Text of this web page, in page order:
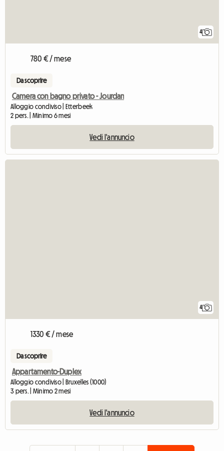
4
780 € / mese
Da scoprire
Camera con bagno privato - Jourdan
Alloggio condiviso | Etterbeek
2 pers. | Minimo 6 mesi
Vedi l'annuncio
4
1330 € / mese
Da scoprire
Appartamento-Duplex
Alloggio condiviso | Bruxelles (1000)
3 pers. | Minimo 2 mesi
Vedi l'annuncio